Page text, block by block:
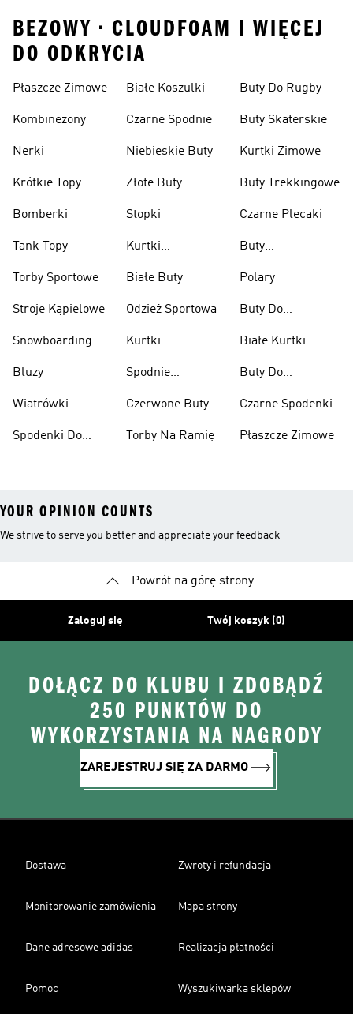
BEZOWY • CLOUDFOAM I WIĘCEJ
DO ODKRYCIA
Płaszcze Zimowe
Kombinezony
Nerki
Krótkie Topy
Bomberki
Tank Topy
Torby Sportowe
Stroje Kąpielowe
Snowboarding
Bluzy
Wiatrówki
Spodenki Do
Białe Koszulki
Czarne Spodnie
Niebieskie Buty
Złote Buty
Stopki
Kurtki
Białe Buty
Odzież Sportowa
Kurtki
Spodnie
Czerwone Buty
Torby Na Ramię
Buty Do Rugby
Buty Skaterskie
Kurtki Zimowe
Buty Trekkingowe
Czarne Plecaki
Buty
Polary
Buty Do
Ciężarów
Białe Kurtki
Buty Do
Czarne Spodenki
Płaszcze Zimowe
YOUR OPINION COUNTS
We strive to serve you better and appreciate your feedback
Powrót na górę strony
Zaloguj się Twój koszyk (0)
DOŁĄCZ DO KLUBU I ZDOBĄDŹ
250 PUNKTÓW DO
WYKORZYSTANIA NA NAGRODY
ZAREJESTRUJ SIĘ ZA DARMO
Dostawa Zwroty i refundacja
Monitorowanie zamówienia Mapa strony
Dane adresowe adidas Realizacja płatności
Pomoc Wyszukiwarka sklepów